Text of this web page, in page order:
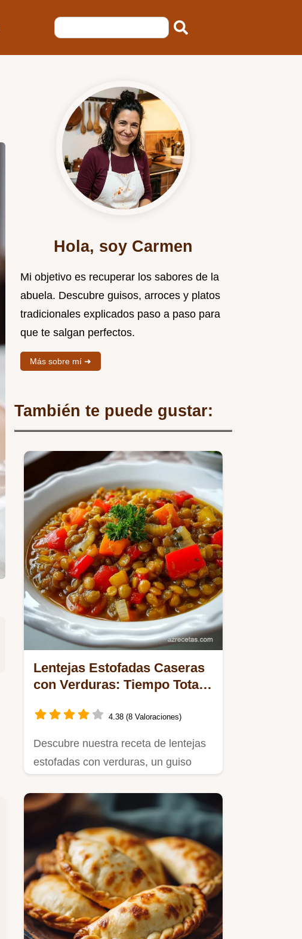
Hola, soy Carmen
Mi objetivo es recuperar los sabores de la
abuela. Descubre guisos, arroces y platos
tradicionales explicados paso a paso para
que te salgan perfectos.
Más sobre mí ➜
También te puede gustar:
Lentejas Estofadas Caseras
con Verduras: Tiempo Total
4.38 (8 Valoraciones)
Descubre nuestra receta de lentejas
estofadas con verduras, un guiso